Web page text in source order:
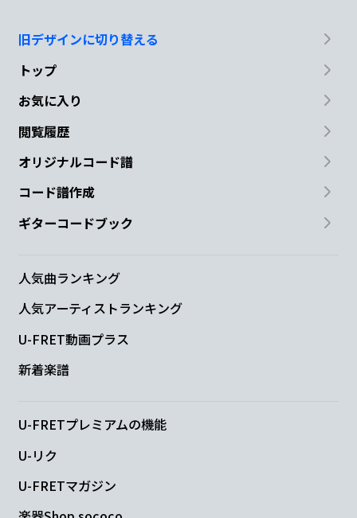
旧デザインに切り替える
トップ
お気に入り
閲覧履歴
オリジナルコード譜
コード譜作成
ギターコードブック
人気曲ランキング
人気アーティストランキング
U-FRET動画プラス
新着楽譜
U-FRETプレミアムの機能
U-リク
U-FRETマガジン